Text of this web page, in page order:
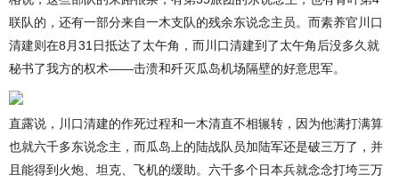
联队的，还有一部分来自一木支队的残余东说念主员。而素养官川口
清建则在8月31日抵达了太午角，而川口清建到了太午角后没多久就
秘书了我方的权术——击溃和歼灭瓜岛机场隔壁的好意思军。
直露说，川口清建的作死过程和一木清直不相辗转，因为他满打满算
也就六千多东说念主，而瓜岛上的陆战队员加陆军还是破三万了，并
且能得到火炮、坦克、飞机的缓助。六千多个日本兵就念念打垮三万